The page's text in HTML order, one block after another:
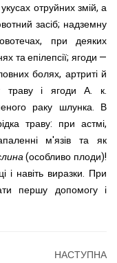
отруйних змій, а
засіб; надземну
при деяких
та епілепсії; ягоди —
болях, артриті й
траву і ягоди А. к.
раку шлунка. В
траву: при астмі,
м'язів та як
(особливо плоди)!
і навіть виразки. При
першу допомогу і
НАСТУПНА